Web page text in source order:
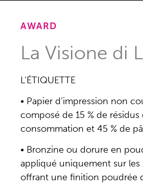
AWARD
La Visione di
L’ÉTIQUETTE
• Papier d’impression non
composé de 15 % de
consommation et 45 % de
• Bronzine ou dorure en
appliqué uniquement sur les
offrant une finition poudrée